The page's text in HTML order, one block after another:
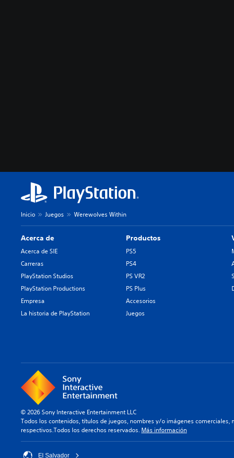
Inicio Juegos Werewolves Within
Acerca de
Acerca de SIE
Carreras
PlayStation Studios
PlayStation Productions
Empresa
La historia de PlayStation
Productos
PS5
PS4
PS VR2
PS Plus
Accesorios
Juegos
© 2026 Sony Interactive Entertainment LLC
Todos los contenidos, títulos de juegos, nombres y/o imágenes
respectivos.Todos los derechos reservados. Más información
El Salvador